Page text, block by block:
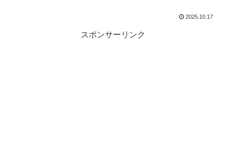
2025.10.17
スポンサーリンク